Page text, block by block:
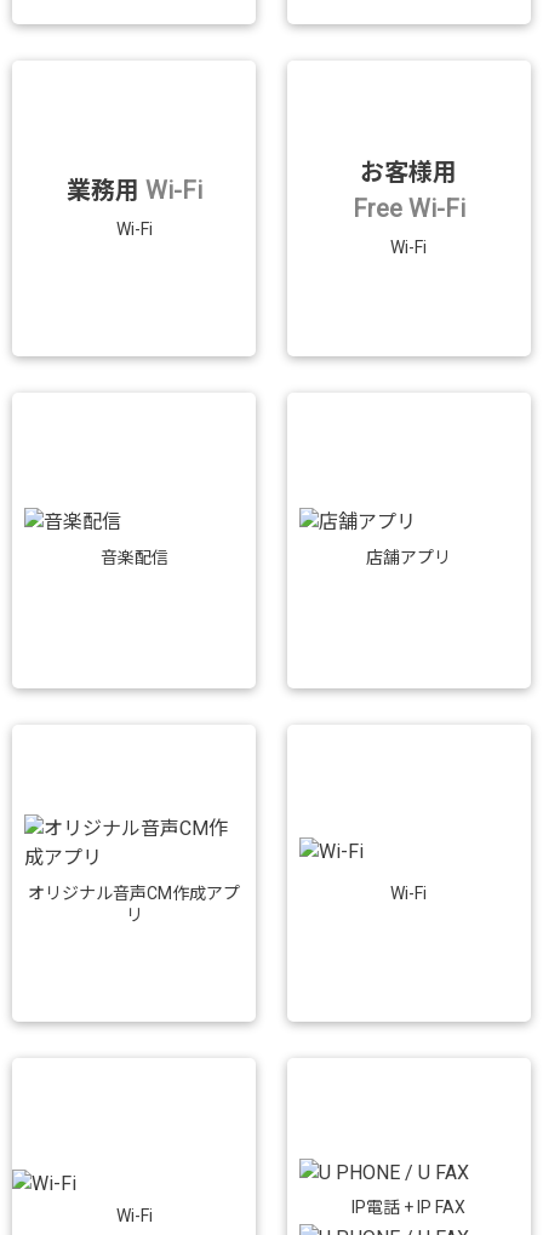
業務用 Wi-Fi
Wi-Fi
お客様用
Free Wi-Fi
Wi-Fi
音楽配信 店舗アプリ
オリジナル音声CM作成アプ
リ
Wi-Fi
Wi-Fi IP電話 + IP FAX